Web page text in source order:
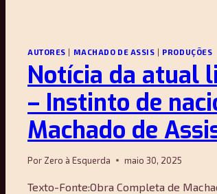
AUTORES MACHADO DE ASSIS PRODUÇÕES
Notícia da atual
– Instinto de
Machado de
Por Zero à Esquerda maio 30, 2025
Texto-Fonte:Obra Completa de